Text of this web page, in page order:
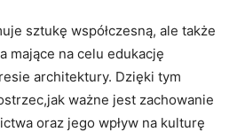
sztukę współczesną, ale także
mające na celu edukację
architektury. Dzięki ⁢tym
ważne jest zachowanie
oraz jego wpływ na kulturę